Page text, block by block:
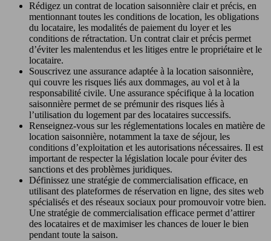
Rédigez un contrat de location saisonnière clair et précis, en
mentionnant toutes les conditions de location, les obligations
du locataire, les modalités de paiement du loyer et les
conditions de rétractation. Un contrat clair et précis permet
d’éviter les malentendus et les litiges entre le propriétaire et le
locataire.
Souscrivez une assurance adaptée à la location saisonnière,
qui couvre les risques liés aux dommages, au vol et à la
responsabilité civile. Une assurance spécifique à la location
saisonnière permet de se prémunir des risques liés à
l’utilisation du logement par des locataires successifs.
Renseignez-vous sur les réglementations locales en matière de
location saisonnière, notamment la taxe de séjour, les
conditions d’exploitation et les autorisations nécessaires. Il est
important de respecter la législation locale pour éviter des
sanctions et des problèmes juridiques.
Définissez une stratégie de commercialisation efficace, en
utilisant des plateformes de réservation en ligne, des sites web
spécialisés et des réseaux sociaux pour promouvoir votre bien.
Une stratégie de commercialisation efficace permet d’attirer
des locataires et de maximiser les chances de louer le bien
pendant toute la saison.